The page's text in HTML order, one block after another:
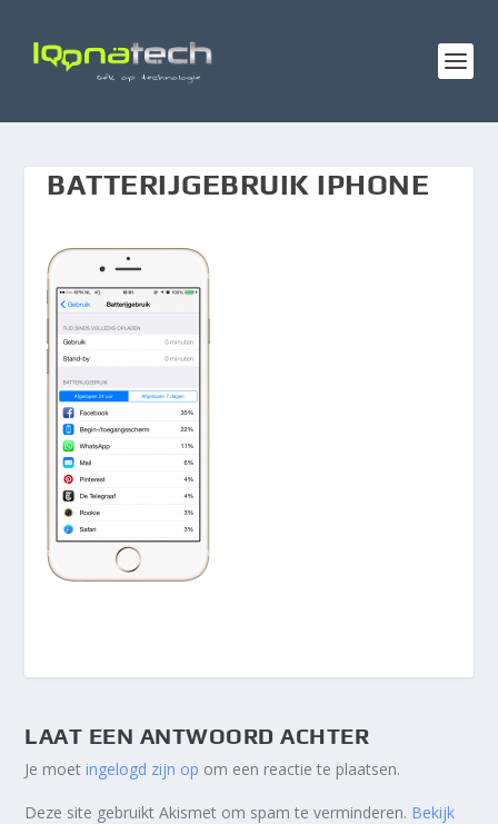
BATTERIJGEBRUIK IPHONE
LAAT EEN ANTWOORD ACHTER
Je moetingelogd zijn op om een reactie te plaatsen.
Deze site gebruikt Akismet om spam te verminderen. Bekijk